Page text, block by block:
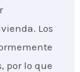
Los
por lo que